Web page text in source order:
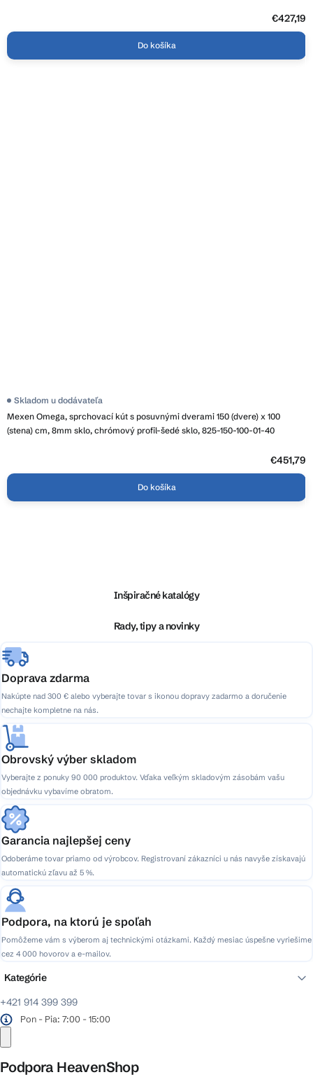
€427,19
Do košíka
Mexen Omega, sprchovací kút s posuvnými dverami 150 (dvere) x 100
(stena) cm, 8mm sklo, chrómový profil-šedé sklo, 825-150-100-01-40
Skladom u dodávateľa
€451,79
Do košíka
e
Inšpiračné katalógy
Rady, tipy a novinky
Doprava zdarma
Nakúpte nad 300 € alebo vyberajte tovar s ikonou dopravy zadarmo a doručenie
nechajte kompletne na nás.
Obrovský výber skladom
Vyberajte z ponuky 90 000 produktov. Vďaka veľkým skladovým zásobám vašu
objednávku vybavíme obratom.
Garancia najlepšej ceny
Odoberáme tovar priamo od výrobcov. Registrovaní zákazníci u nás navyše získavajú
automatickú zľavu až 5 %.
Podpora, na ktorú je spoľah
Pomôžeme vám s výberom aj technickými otázkami. Každý mesiac úspešne vyriešime
cez 4 000 hovorov a e-mailov.
+421 914 399 399
Pon - Pia: 7:00 - 15:00
Podpora HeavenShop
Kategórie